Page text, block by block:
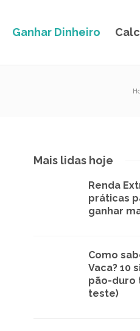
Ganhar Dinheiro
Mais lidas hoje
Renda
práticas
ganhar
Como
Vaca? 10
pão-duro
teste)